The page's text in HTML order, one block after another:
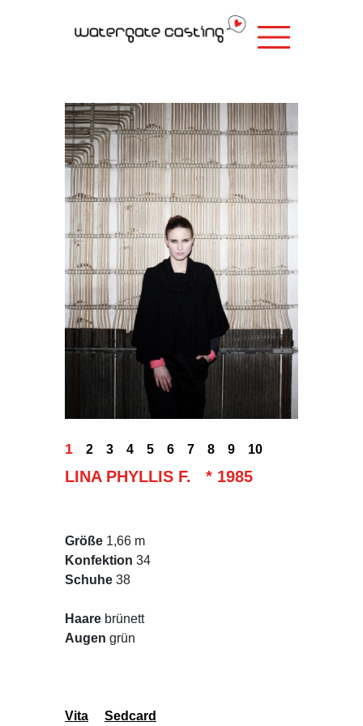
1 2 3 4 5 6 7 8 9 10
LINA PHYLLIS F. * 1985
Größe 1,66 m
Konfektion 34
Schuhe 38
Haare brünett
Augen grün
Vita Sedcard